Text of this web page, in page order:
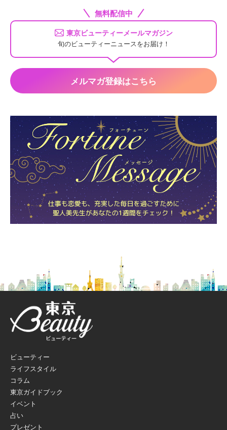
無料配信中
東京ビューティーメールマガジン
旬のビューティーニュースをお届け！
メルマガ登録はこちら
ビューティー
ライフスタイル
コラム
東京ガイドブック
イベント
占い
プレゼント